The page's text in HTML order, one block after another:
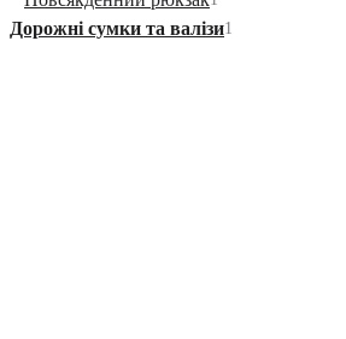
Дорожні сумки та валізи1